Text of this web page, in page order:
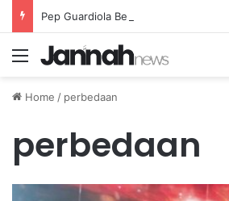
Menu
Home / perbedaan
perbedaan